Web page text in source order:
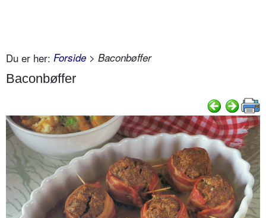
Du er her: Forside > Baconbøffer
Baconbøffer